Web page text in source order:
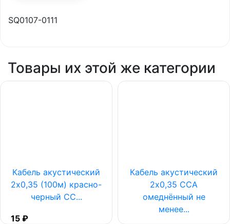
SQ0107-0111
Товары их этой же категории
Кабель акустический
2х0,35 (100м) красно-
черный CC...
15 ₽
Кабель акустический
2х0,35 CCA
омеднённый не
менее...